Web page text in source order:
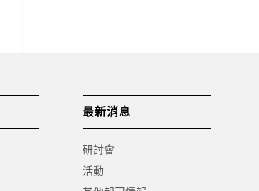
最新消息
研討會
活動